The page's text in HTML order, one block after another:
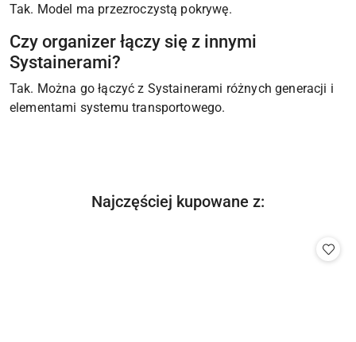
Tak. Model ma przezroczystą pokrywę.
Czy organizer łączy się z innymi
Systainerami?
Tak. Można go łączyć z Systainerami różnych generacji i
elementami systemu transportowego.
Pomiń karuzelę produktów
Produkty
Najczęściej kupowane z: